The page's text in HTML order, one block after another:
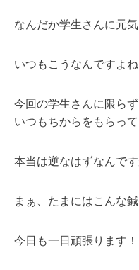
なんだか学生さんに元
いつもこうなんですよね
今回の学生さんに限ら
いつもちからをもらって
本当は逆なはずなんです
まぁ、たまにはこんな
今日も一日頑張ります！